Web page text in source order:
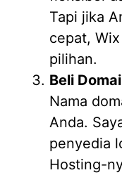
Tapi jika
cepat,
pilihan.
Beli
Nama
Anda.
penyedia
Hosting-